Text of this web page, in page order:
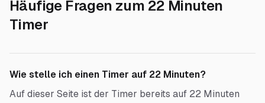
Häufige Fragen zum 22 Minuten
Timer
Wie stelle ich einen Timer auf 22 Minuten?
Auf dieser Seite ist der Timer bereits auf 22 Minuten